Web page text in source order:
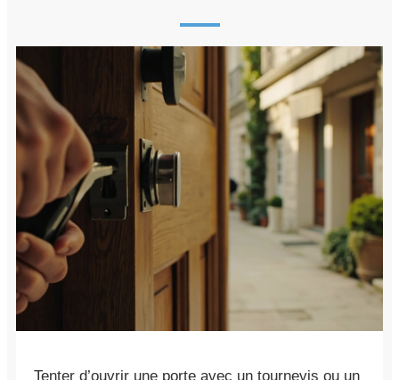
Tenter d’ouvrir une porte avec un tournevis ou un